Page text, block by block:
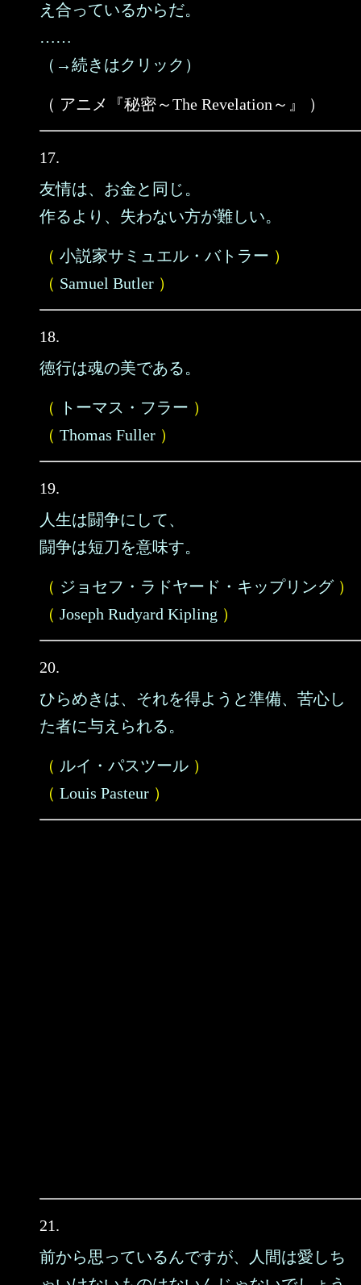
え合っているからだ。
……
（→続きはクリック）
（ アニメ『秘密～The Revelation～』 ）
17.
友情は、お金と同じ。
作るより、失わない方が難しい。
（ 小説家サミュエル・バトラー ）
（ Samuel Butler ）
18.
徳行は魂の美である。
（ トーマス・フラー ）
（ Thomas Fuller ）
19.
人生は闘争にして、
闘争は短刀を意味す。
（ ジョセフ・ラドヤード・キップリング）
（ Joseph Rudyard Kipling ）
20.
ひらめきは、それを得ようと準備、苦心し
た者に与えられる。
（ ルイ・パスツール ）
（ Louis Pasteur ）
21.
前から思っているんですが、人間は愛しち